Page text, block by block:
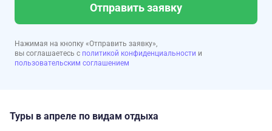
Отправить заявку
Нажимая на кнопку «Отправить заявку»,
вы соглашаетесь с политикой конфиденциальности и
пользовательским соглашением
Туры в апреле по видам отдыха